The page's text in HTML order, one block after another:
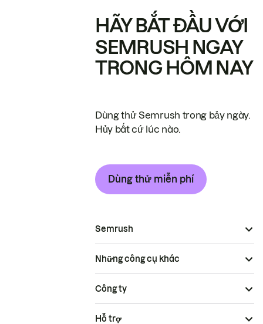
HÃY BẮT ĐẦU VỚI
SEMRUSH NGAY
TRONG HÔM NAY
Dùng thử Semrush trong bảy ngày.
Hủy bất cứ lúc nào.
Dùng thử miễn phí
Semrush
Những công cụ khác
Công ty
Hỗ trợ